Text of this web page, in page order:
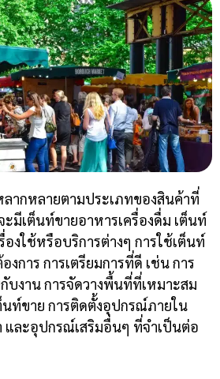
ากหลายตามประเภทของสินค้าที่
มีเต็นท์ขายอาหารเครื่องดื่ม เต็นท์
องใช้หรือบริการต่างๆ การใช้เต็นท์
งการ การเตรียมการที่ดี เช่น การ
บงาน การจัดวางพื้นที่ที่เหมาะสม
ท์ขาย การติดตั้งอุปกรณ์ภายใน
และอุปกรณ์เสริมอื่นๆ ที่จำเป็นต่อ